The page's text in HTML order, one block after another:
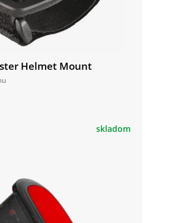
Helmet Mount
skladom